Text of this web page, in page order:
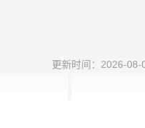
更新时间：2026-08-